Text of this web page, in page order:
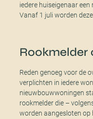
iedere huiseigenaar
Vanaf 1 juli worden
Rookmelder
Reden genoeg voor de
verplichten in iedere
nieuwbouwwoningen
rookmelder die –
worden aangesloten op